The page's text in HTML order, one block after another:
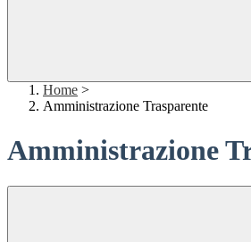
Home >
Amministrazione Trasparente
Amministrazione